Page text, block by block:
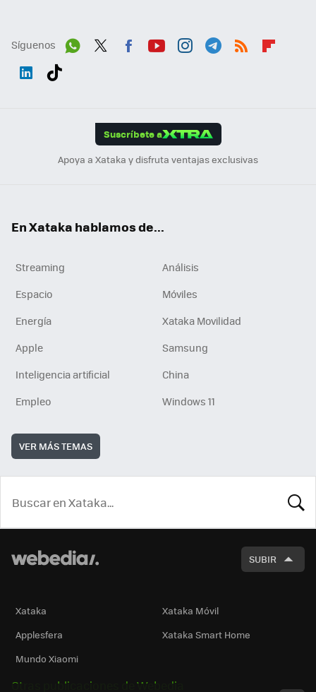
Síguenos
Suscríbete a
Apoya a Xataka y disfruta ventajas exclusivas
En Xataka hablamos de...
Streaming
Análisis
Espacio
Móviles
Energía
Xataka Movilidad
Apple
Samsung
Inteligencia artificial
China
Empleo
Windows 11
VER MÁS TEMAS
SUBIR
Xataka
Xataka Móvil
Applesfera
Xataka Smart Home
Mundo Xiaomi
Otras publicaciones de Webedia